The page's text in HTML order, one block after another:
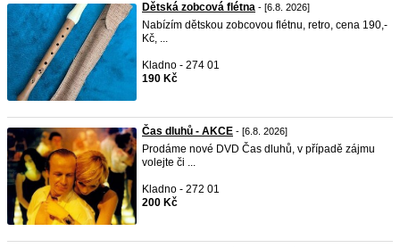
Dětská zobcová flétna - [6.8. 2026]
Nabízím dětskou zobcovou flétnu, retro, cena 190,-
Kč, ...
Kladno - 274 01
190 Kč
Čas dluhů - AKCE - [6.8. 2026]
Prodáme nové DVD Čas dluhů, v případě zájmu
volejte či ...
Kladno - 272 01
200 Kč